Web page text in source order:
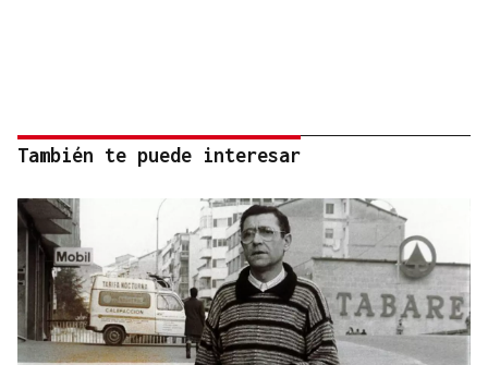
También te puede interesar